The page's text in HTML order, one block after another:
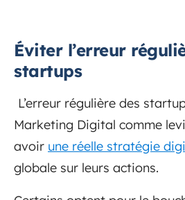
Éviter l’erreur
startups
L’erreur régulière des
Marketing Digital comme
avoir une réelle stratégie
globale sur leurs actions.